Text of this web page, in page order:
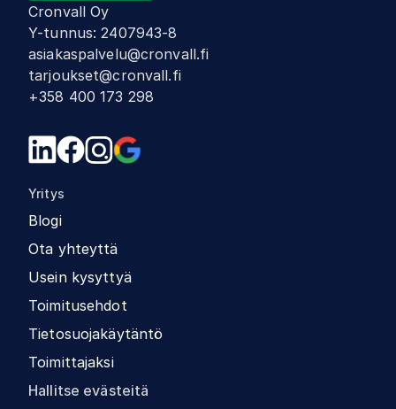
Cronvall Oy
Y-tunnus:2407943-8
asiakaspalvelu@cronvall.fi
tarjoukset@cronvall.fi
+358 400 173 298
Yritys
Blogi
Ota yhteyttä
Usein kysyttyä
Toimitusehdot
Tietosuojakäytäntö
Toimittajaksi
Hallitse evästeitä